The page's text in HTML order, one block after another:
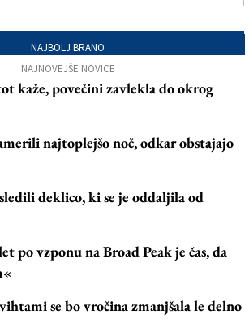
NAJBOLJ BRANO
NAJNOVEJŠE NOVICE
kaže, povečini zavlekla do okrog
najtoplejšo noč, odkar obstajajo
deklico, ki se je oddaljila od
po vzponu na Broad Peak je čas, da
se bo vročina zmanjšala le delno